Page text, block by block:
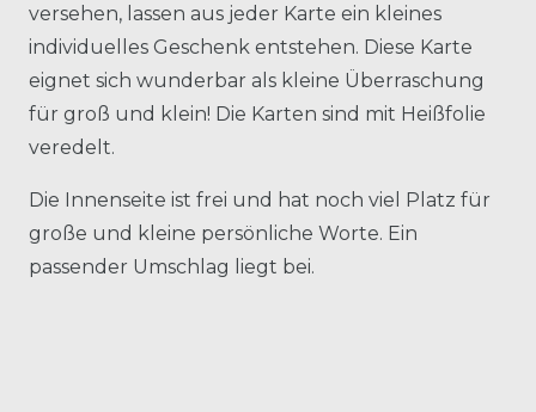
versehen, lassen aus jeder Karte ein kleines
individuelles Geschenk entstehen. Diese Karte
eignet sich wunderbar als kleine Überraschung
für groß und klein! Die Karten sind mit Heißfolie
veredelt.
Die Innenseite ist frei und hat noch viel Platz für
große und kleine persönliche Worte. Ein
passender Umschlag liegt bei.